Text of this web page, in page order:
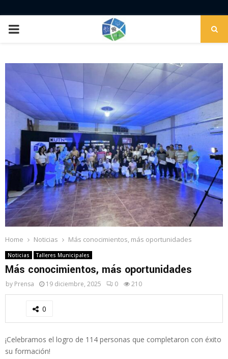
PRIMARY
Home Noticias Más conocimientos, más oportunidades
Noticias Talleres Municipales
Más conocimientos, más oportunidades
by Prensa 19 diciembre, 2025 0 210
0
¡Celebramos el logro de 114 personas que completaron con éxito
su formación!